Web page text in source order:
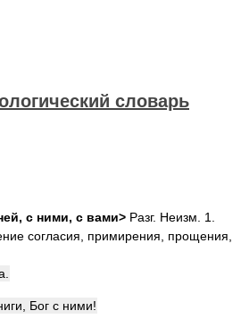
словарь
с ними, с вами> Разг. Неизм. 1.
согласия, примирения, прощения,
Бог с ними!